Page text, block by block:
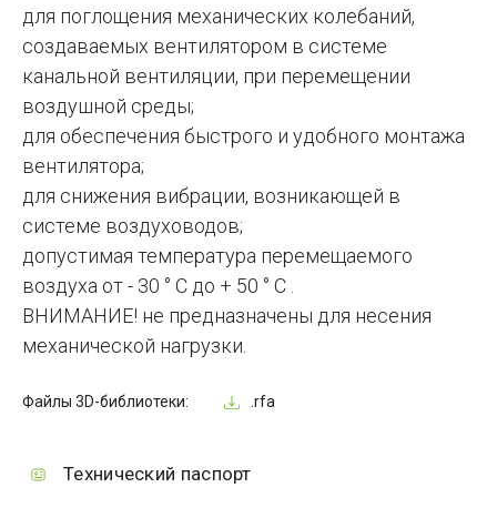
для поглощения механических колебаний,
создаваемых вентилятором в системе
канальной вентиляции, при перемещении
воздушной среды;
для обеспечения быстрого и удобного монтажа
вентилятора;
для снижения вибрации, возникающей в
системе воздуховодов;
допустимая температура перемещаемого
воздуха от - 30 ° С до + 50 ° С .
ВНИМАНИЕ! не предназначены для несения
механической нагрузки.
Файлы 3D-библиотеки: .rfa
Технический паспорт